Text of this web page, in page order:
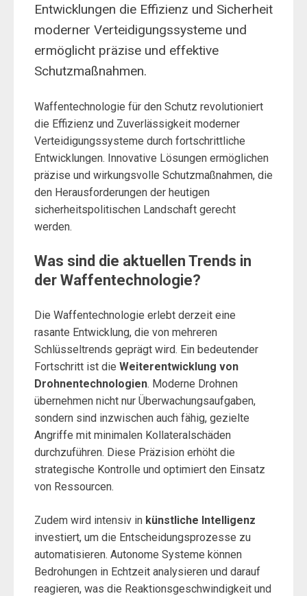
Entwicklungen die Effizienz und Sicherheit
moderner Verteidigungssysteme und
ermöglicht präzise und effektive
Schutzmaßnahmen.
Waffentechnologie für den Schutz revolutioniert
die Effizienz und Zuverlässigkeit moderner
Verteidigungssysteme durch fortschrittliche
Entwicklungen. Innovative Lösungen ermöglichen
präzise und wirkungsvolle Schutzmaßnahmen, die
den Herausforderungen der heutigen
sicherheitspolitischen Landschaft gerecht
werden.
Was sind die aktuellen Trends in
der Waffentechnologie?
Die Waffentechnologie erlebt derzeit eine
rasante Entwicklung, die von mehreren
Schlüsseltrends geprägt wird. Ein bedeutender
Fortschritt ist die Weiterentwicklung von
Drohnentechnologien. Moderne Drohnen
übernehmen nicht nur Überwachungsaufgaben,
sondern sind inzwischen auch fähig, gezielte
Angriffe mit minimalen Kollateralschäden
durchzuführen. Diese Präzision erhöht die
strategische Kontrolle und optimiert den Einsatz
von Ressourcen.
Zudem wird intensiv in künstliche Intelligenz
investiert, um die Entscheidungsprozesse zu
automatisieren. Autonome Systeme können
Bedrohungen in Echtzeit analysieren und darauf
reagieren, was die Reaktionsgeschwindigkeit und